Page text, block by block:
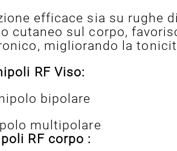
efficace sia su rughe
cutaneo sul corpo,
migliorando la
RF Viso:
bipolare
multipolare
RF corpo :